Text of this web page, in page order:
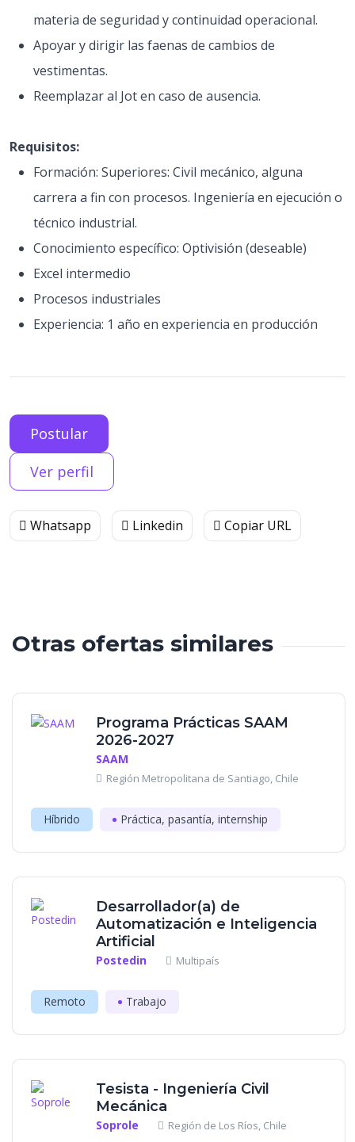
materia de seguridad y continuidad operacional.
Apoyar y dirigir las faenas de cambios de
vestimentas.
Reemplazar al Jot en caso de ausencia.
Requisitos:
Formación: Superiores: Civil mecánico, alguna
carrera a fin con procesos. Ingeniería en ejecución o
técnico industrial.
Conocimiento específico: Optivisión (deseable)
Excel intermedio
Procesos industriales
Experiencia: 1 año en experiencia en producción
Postular
Ver perfil
Whatsapp Linkedin Copiar URL
Otras ofertas similares
Programa Prácticas SAAM
2026-2027
SAAM
Región Metropolitana de Santiago, Chile
Híbrido Práctica, pasantía, internship
Desarrollador(a) de
Automatización e Inteligencia
Artificial
Postedin Multipaís
Remoto Trabajo
Tesista - Ingeniería Civil
Mecánica
Soprole Región de Los Ríos, Chile